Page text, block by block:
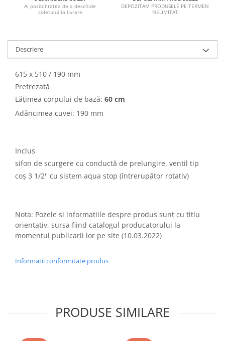
Ai posibilitatea de a deschide
coletului la livrare
DEPOZITAM PRODUSELE PE TERMEN
NELIMITAT
Descriere
615 x 510 / 190 mm
Prefrezată
Lățimea corpului de bază: 60 cm
Adâncimea cuvei: 190 mm
Inclus
sifon de scurgere cu conductă de prelungire, ventil tip
coș 3 1/2'' cu sistem aqua stop (întrerupător rotativ)
Nota: Pozele si informatiile despre produs sunt cu titlu
orientativ, sursa fiind catalogul producatorului la
momentul publicarii lor pe site (10.03.2022)
Informatii conformitate produs
PRODUSE SIMILARE